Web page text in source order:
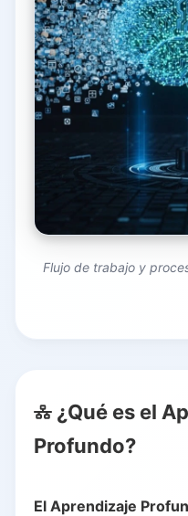
Flujo de trabajo y
¿Qué es el
Profundo?
El Aprendizaje